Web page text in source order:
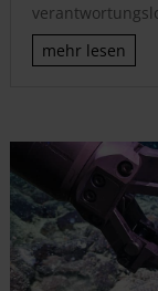
mehr lesen